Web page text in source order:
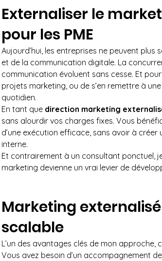
Externaliser le
pour les PME
Aujourd’hui, les entreprises ne peuvent
et de la communication digitale. La
communication évoluent sans cesse. Et
projets marketing, ou de s’en remettre à
quotidien.
En tant que direction marketing
sans alourdir vos charges fixes. Vous
d’une exécution efficace, sans avoir à
interne.
Et contrairement à un consultant ponctuel,
marketing devienne un vrai levier de
Marketing
scalable
L’un des avantages clés de mon approche,
Vous avez besoin d’un accompagnement